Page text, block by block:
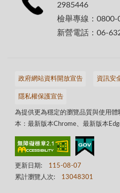
2985446
檢舉專線：0800-
新營電話：06-
政府網站資料開放宣告 資訊安
隱私權保護宣告
為提供更為穩定的瀏覽品質與使用
本：最新版本Chrome、最新版本
更新日期:
115-08-07
累計瀏覽人次:
13048301